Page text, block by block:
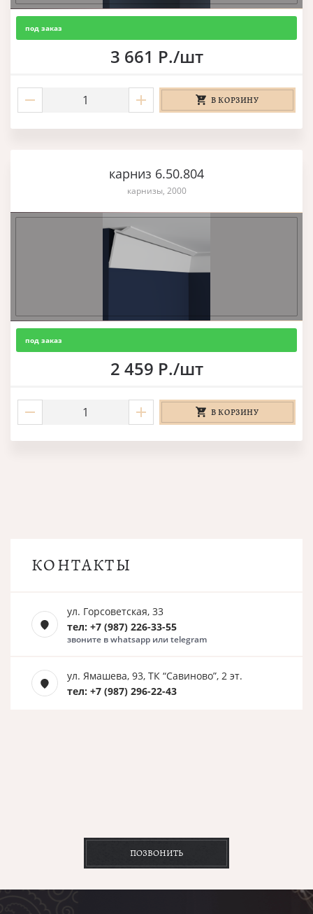
под заказ
3 661 Р./шт
В КОРЗИНУ
карниз 6.50.804
карнизы, 2000
под заказ
2 459 Р./шт
В КОРЗИНУ
КОНТАКТЫ
ул. Горсоветская, 33
тел: +7 (987) 226-33-55
звоните в whatsapp или telegram
ул. Ямашева, 93, ТК “Савиново”, 2 эт.
тел: +7 (987) 296-22-43
ПОЗВОНИТЬ